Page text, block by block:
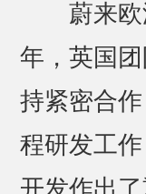
蔚来欧
年，英国
持紧密合
程研发工
开发作出